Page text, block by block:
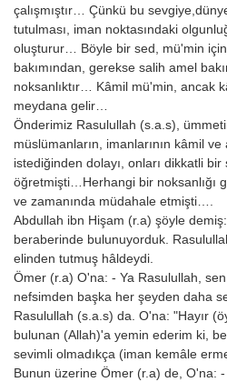
çalışmıştır… Çünkü bu
tutulması, iman noktasındaki
oluşturur… Böyle bir sed, mü'min
bakımından, gerekse salih amel
noksanlıktır… Kâmil mü'min, ancak
meydana gelir…
Önderimiz Rasulullah (s.a.s),
müslümanların, imanlarının kâmil
istediğinden dolayı, onları dikkatli
öğretmişti…Herhangi bir noksanlığı
ve zamanında müdahale etmişti….
Abdullah ibn Hişam (r.a) şöyle
beraberinde bulunuyorduk.
elinden tutmuş hâldeydi.
Ömer (r.a) O'na: - Ya Rasulullah,
nefsimden başka her şeyden daha
Rasulullah (s.a.s) da. O'na: "Hayır
bulunan (Allah)'a yemin ederim ki,
sevimli olmadıkça (iman kemâle
Bunun üzerine Ömer (r.a) de, O'na: